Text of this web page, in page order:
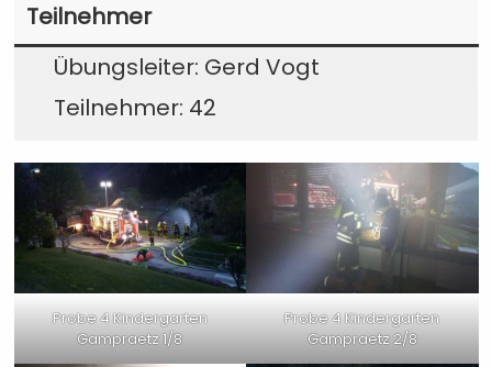
Teilnehmer
Übungsleiter: Gerd Vogt
Teilnehmer: 42
Probe 4 Kindergarten
Gampraetz 1/8
Probe 4 Kindergarten
Gampraetz 2/8